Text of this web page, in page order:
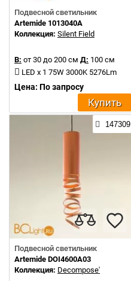
Подвесной светильник
Artemide 1013040A
Коллекция: Silent Field
В: от 30 до 200 см Д: 100 см
LED x 1 75W 3000K 5276Lm
Цена: По запросу
Купить
147309
Подвесной светильник
Artemide DOI4600A03
Коллекция: Decompose'